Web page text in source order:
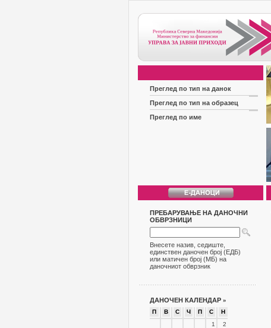
Преглед по тип на данок
Преглед по тип на образец
Преглед по име
ПРЕБАРУВАЊЕ НА ДАНОЧНИ
ОБВРЗНИЦИ
Внесете назив, седиште,
единствен даночен број (ЕДБ)
или матичен број (МБ) на
даночниот обврзник
ДАНОЧЕН КАЛЕНДАР »
П В С Ч П С
Н
1
2